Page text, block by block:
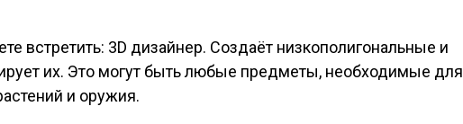
встретить: 3D дизайнер. Создаёт низкополигональные и
их. Это могут быть любые предметы, необходимые для
и оружия.